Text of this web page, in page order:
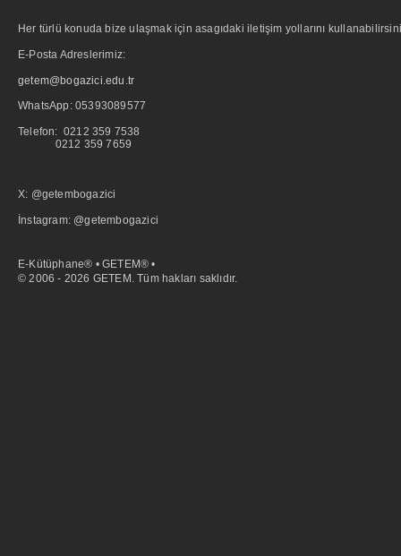
Her türlü konuda bize ulaşmak için asagıdaki iletişim yollarını
E-Posta Adreslerimiz:
getem@bogazici.edu.tr
WhatsApp: 05393089577
Telefon: 0212 359 7538
0212 359 7659
X: @getembogazici
İnstagram: @getembogazici
E-Kütüphane® • GETEM® •
© 2006 - 2026 GETEM. Tüm hakları saklıdır.